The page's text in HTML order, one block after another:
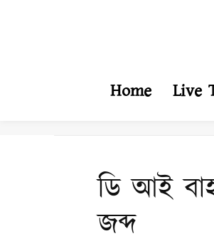
Home Live
ডি আই
জব্দ